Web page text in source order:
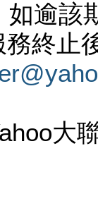
逾該
終止
大